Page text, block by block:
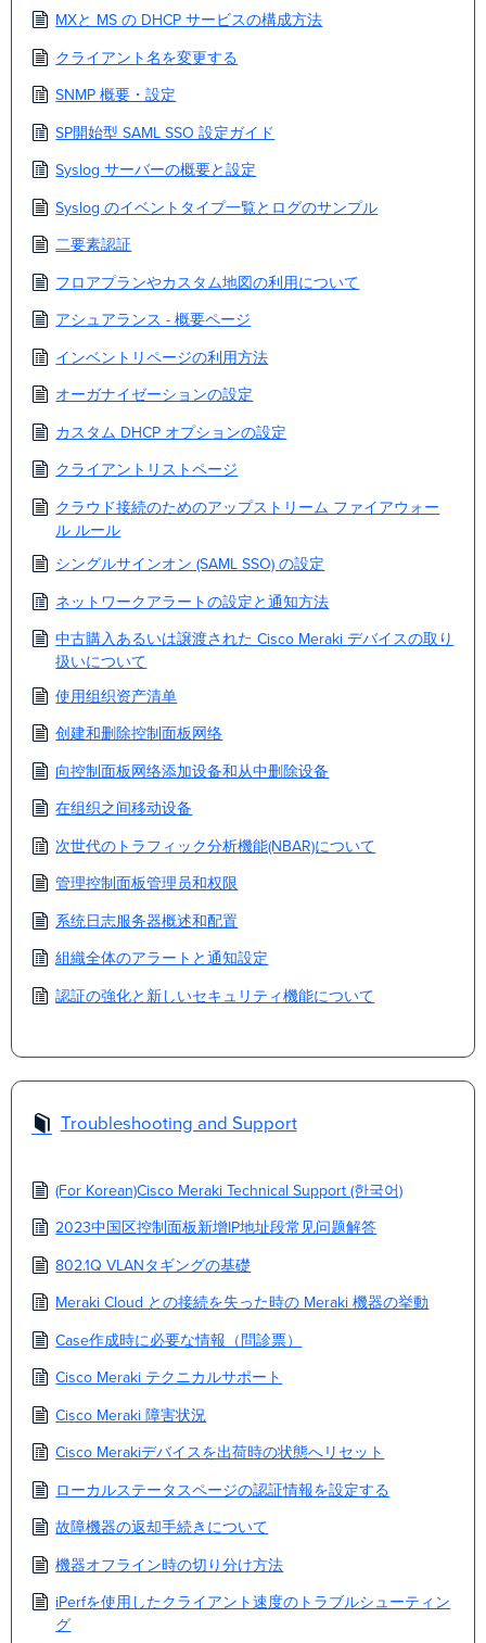
MXと MS の DHCP サービスの構成方法
クライアント名を変更する
SNMP 概要・設定
SP開始型 SAML SSO 設定ガイド
Syslog サーバーの概要と設定
Syslog のイベントタイプ一覧とログのサンプル
二要素認証
フロアプランやカスタム地図の利用について
アシュアランス - 概要ページ
インベントリページの利用方法
オーガナイゼーションの設定
カスタム DHCP オプションの設定
クライアントリストページ
クラウド接続のためのアップストリーム ファイアウォー
ル ルール
シングルサインオン (SAML SSO) の設定
ネットワークアラートの設定と通知方法
中古購入あるいは譲渡された Cisco Meraki デバイスの取り
扱いについて
使用组织资产清单
创建和删除控制面板网络
向控制面板网络添加设备和从中删除设备
在组织之间移动设备
次世代のトラフィック分析機能(NBAR)について
管理控制面板管理员和权限
系统日志服务器概述和配置
組織全体のアラートと通知設定
認証の強化と新しいセキュリティ機能について
Troubleshooting and Support
(For Korean)Cisco Meraki Technical Support (한국어)
2023中国区控制面板新增IP地址段常见问题解答
802.1Q VLANタギングの基礎
Meraki Cloud との接続を失った時の Meraki 機器の挙動
Case作成時に必要な情報（問診票）
Cisco Meraki テクニカルサポート
Cisco Meraki 障害状況
Cisco Merakiデバイスを出荷時の状態へリセット
ローカルステータスページの認証情報を設定する
故障機器の返却手続きについて
機器オフライン時の切り分け方法
iPerfを使用したクライアント速度のトラブルシューティン
グ